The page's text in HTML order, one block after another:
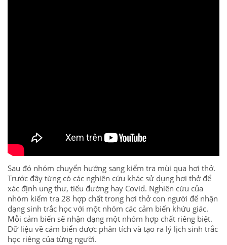
Sau đó nhóm chuyển hướng sang kiểm tra mùi qua hơi thở.
Trước đây từng có các nghiên cứu khác sử dụng hơi thở để
xác định ung thư, tiểu đường hay Covid. Nghiên cứu của
nhóm kiểm tra 28 hợp chất trong hơi thở con người để nhận
dạng sinh trắc học với một nhóm các cảm biến khứu giác.
Mỗi cảm biến sẽ nhận dạng một nhóm hợp chất riêng biệt.
Dữ liệu về cảm biển được phân tích và tạo ra lý lịch sinh trắc
học riêng của từng người.